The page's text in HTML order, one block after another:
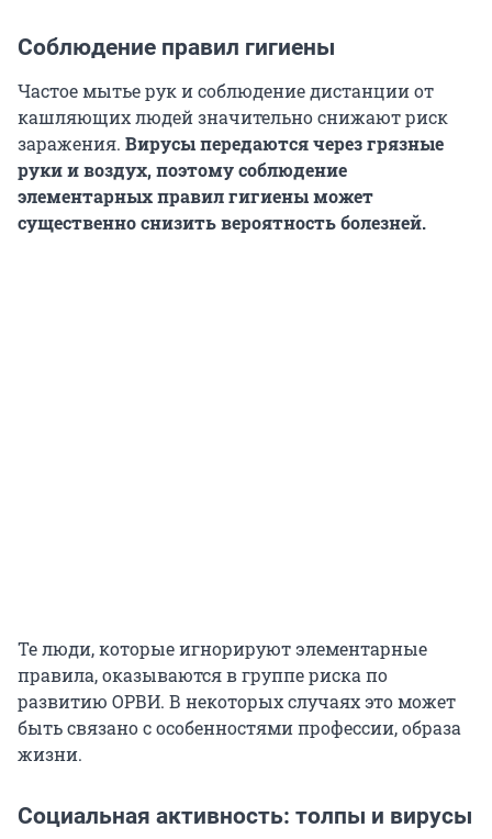
Соблюдение правил гигиены
Частое мытье рук и соблюдение дистанции от
кашляющих людей значительно снижают риск
заражения. Вирусы передаются через грязные
руки и воздух, поэтому соблюдение
элементарных правил гигиены может
существенно снизить вероятность болезней.
Те люди, которые игнорируют элементарные
правила, оказываются в группе риска по
развитию ОРВИ. В некоторых случаях это может
быть связано с особенностями профессии, образа
жизни.
Социальная активность: толпы и вирусы